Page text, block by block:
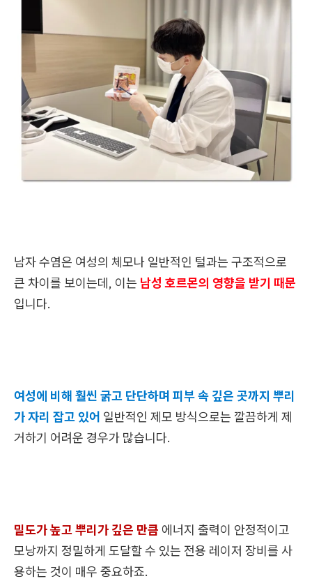
남자 수염은 여성의 체모나 일반적인 털과는 구조적으로
큰 차이를 보이는데, 이는 남성 호르몬의 영향을 받기 때문
입니다.
여성에 비해 훨씬 굵고 단단하며 피부 속 깊은 곳까지 뿌리
가 자리 잡고 있어 일반적인 제모 방식으로는 깔끔하게 제
거하기 어려운 경우가 많습니다.
밀도가 높고 뿌리가 깊은 만큼 에너지 출력이 안정적이고
모낭까지 정밀하게 도달할 수 있는 전용 레이저 장비를 사
용하는 것이 매우 중요하죠.